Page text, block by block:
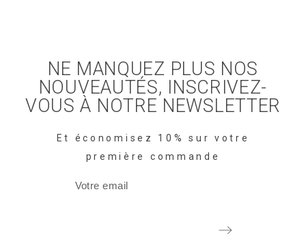
NE MANQUEZ PLUS NOS
NOUVEAUTÉS, INSCRIVEZ-
VOUS À NOTRE NEWSLETTER
Et économisez 10% sur votre
première commande